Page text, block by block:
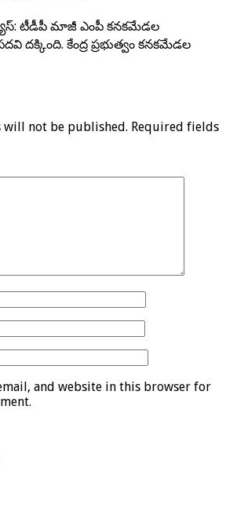
టీడీపీ మాజీ ఎంపీ కనకమేడల
దక్కింది. కేంద్ర ప్రభుత్వం కనకమేడల
will not be published. Required fields
and website in this browser for